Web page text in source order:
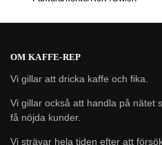
OM KAFFE-REP
Vi gillar att dricka kaffe och fika.
Vi gillar också att handla på nätet
få nöjda kunder.
Vi strävar hela tiden efter att